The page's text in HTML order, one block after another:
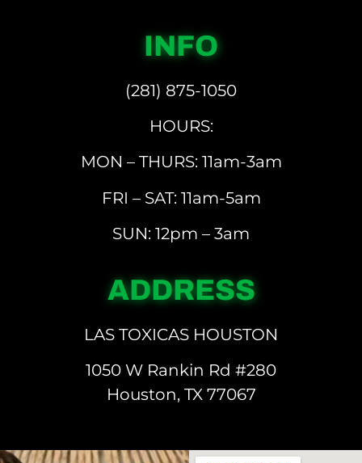
INFO
(281) 875-1050
HOURS:
MON – THURS: 11am-3am
FRI – SAT: 11am-5am
SUN: 12pm – 3am
ADDRESS
LAS TOXICAS HOUSTON
1050 W Rankin Rd #280
Houston, TX 77067